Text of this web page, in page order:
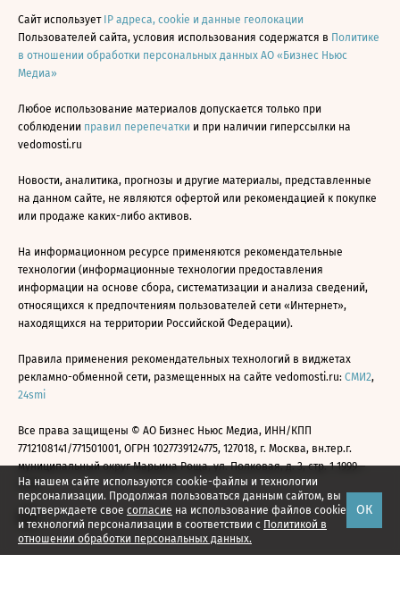
На нашем сайте используются cookie-файлы и технологии
персонализации. Продолжая пользоваться данным сайтом, вы
подтверждаете свое согласие на использование файлов cookie
и технологий персонализации в соответствии с Политикой в
отношении обработки персональных данных.
ОК
Сайт использует IP адреса, cookie и данные геолокации
Пользователей сайта, условия использования содержатся в Политике
в отношении обработки персональных данных АО «Бизнес Ньюс
Медиа»
Любое использование материалов допускается только при
соблюдении правил перепечатки и при наличии гиперссылки на
vedomosti.ru
Новости, аналитика, прогнозы и другие материалы, представленные
на данном сайте, не являются офертой или рекомендацией к покупке
или продаже каких-либо активов.
На информационном ресурсе применяются рекомендательные
технологии (информационные технологии предоставления
информации на основе сбора, систематизации и анализа сведений,
относящихся к предпочтениям пользователей сети «Интернет»,
находящихся на территории Российской Федерации).
Правила применения рекомендательных технологий в виджетах
рекламно-обменной сети, размещенных на сайте vedomosti.ru: СМИ2,
24smi
Все права защищены © АО Бизнес Ньюс Медиа, ИНН/КПП
7712108141/771501001, ОГРН 1027739124775, 127018, г. Москва, вн.тер.г.
муниципальный округ Марьина Роща, ул. Полковая, д. 3, стр. 1 1999—
2026